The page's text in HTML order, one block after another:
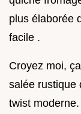
plus élaborée
facile .
Croyez moi,
salée rustique
twist moderne.